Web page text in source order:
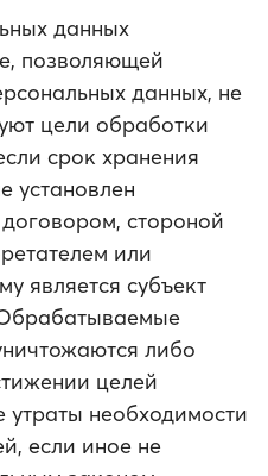
данных
позволяющей
данных, не
цели обработки
срок хранения
установлен
стороной
или
является субъект
либо
целей
утраты необходимости
если иное не